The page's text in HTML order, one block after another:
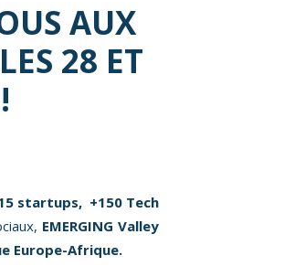
AUX
28 ET
startups, +150 Tech
EMERGING Valley
Europe-Afrique.